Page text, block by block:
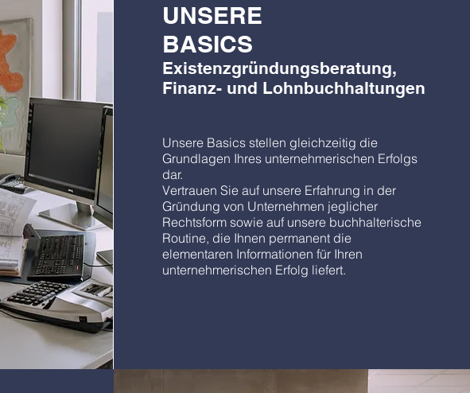
UNSERE
BASICS
Existenzgründungsberatung,
Finanz- und Lohnbuchhaltungen
Unsere Basics stellen gleichzeitig die
Grundlagen Ihres unternehmerischen Erfolgs
dar.
Vertrauen Sie auf unsere Erfahrung in der
Gründung von Unternehmen jeglicher
Rechtsform sowie auf unsere buchhalterische
Routine, die Ihnen permanent die
elementaren Informationen für Ihren
unternehmerischen Erfolg liefert.